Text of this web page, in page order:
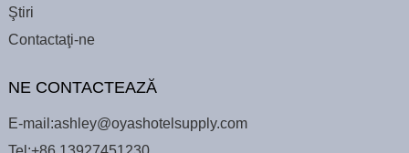
Ştiri
Contactaţi-ne
NE CONTACTEAZĂ
E-mail:ashley@oyashotelsupply.com